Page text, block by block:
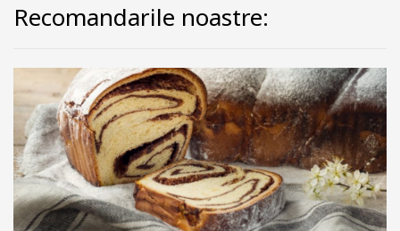
Recomandarile noastre: